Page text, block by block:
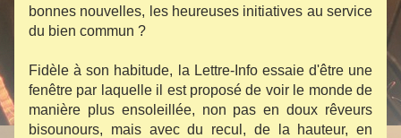
bonnes nouvelles, les heureuses initiatives au service
du bien commun ?
Fidèle à son habitude, la Lettre-Info essaie d'être une
fenêtre par laquelle il est proposé de voir le monde de
manière plus ensoleillée, non pas en doux rêveurs
bisounours, mais avec du recul, de la hauteur, en